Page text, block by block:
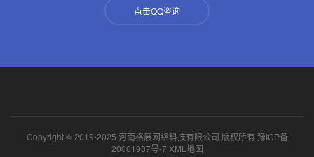
点击QQ咨询
Copyright © 2019-2025 河南格展网络科技有限公司 版权所有 豫ICP备
20001987号-7 XML地图